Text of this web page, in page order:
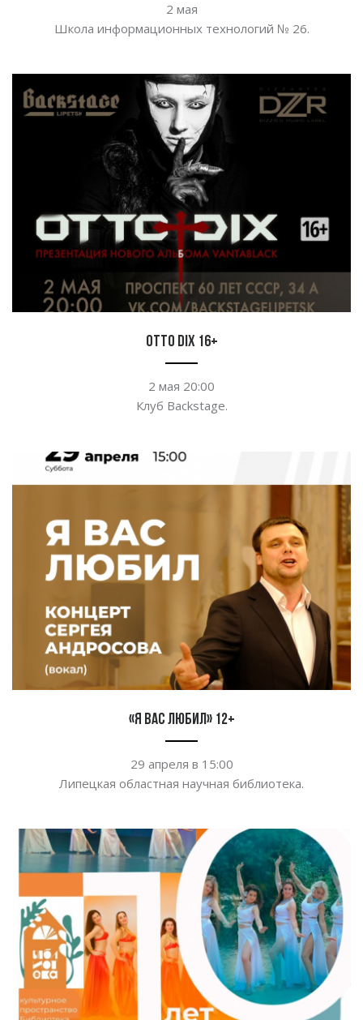
2 мая
Школа информационных технологий № 26.
OTTO DIX 16+
2 мая 20:00
Клуб Backstage.
«Я вас любил» 12+
29 апреля в 15:00
Липецкая областная научная библиотека.